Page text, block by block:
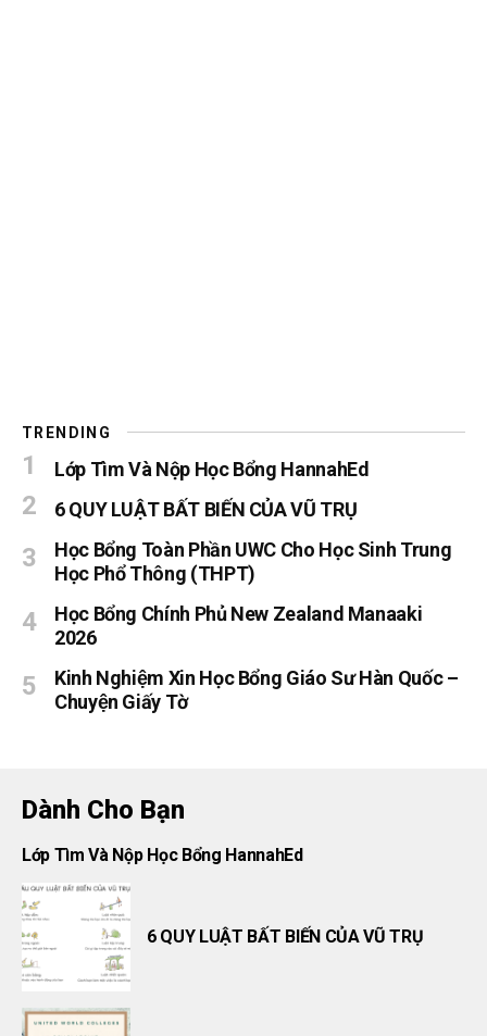
TRENDING
Lớp Tìm Và Nộp Học Bổng HannahEd
6 QUY LUẬT BẤT BIẾN CỦA VŨ TRỤ
Học Bổng Toàn Phần UWC Cho Học Sinh Trung
Học Phổ Thông (THPT)
Học Bổng Chính Phủ New Zealand Manaaki
2026
Kinh Nghiệm Xin Học Bổng Giáo Sư Hàn Quốc –
Chuyện Giấy Tờ
Dành Cho Bạn
Lớp Tìm Và Nộp Học Bổng HannahEd
6 QUY LUẬT BẤT BIẾN CỦA VŨ TRỤ